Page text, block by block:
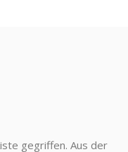
gegriffen. Aus der